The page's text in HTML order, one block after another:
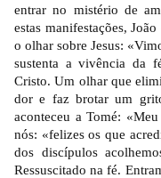
entrar no mistério de
estas manifestações,
o olhar sobre Jesus:
sustenta a vivência da
Cristo. Um olhar que
dor e faz brotar um
aconteceu a Tomé:
nós: «felizes os que
dos discípulos
Ressuscitado na fé.